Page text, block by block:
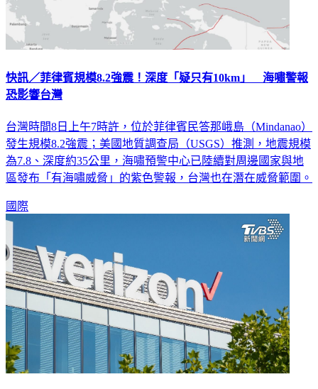
快訊／菲律賓規模8.2強震！深度「疑只有10km」 海嘯警報
恐影響台灣
台灣時間8日上午7時許，位於菲律賓民答那峨島（Mindanao）
發生規模8.2強震；美國地質調查局（USGS）推測，地震規模
為7.8、深度約35公里，海嘯預警中心已陸續對周邊國家與地
區發布「有海嘯威脅」的紫色警報，台灣也在潛在威脅範圍。
國際